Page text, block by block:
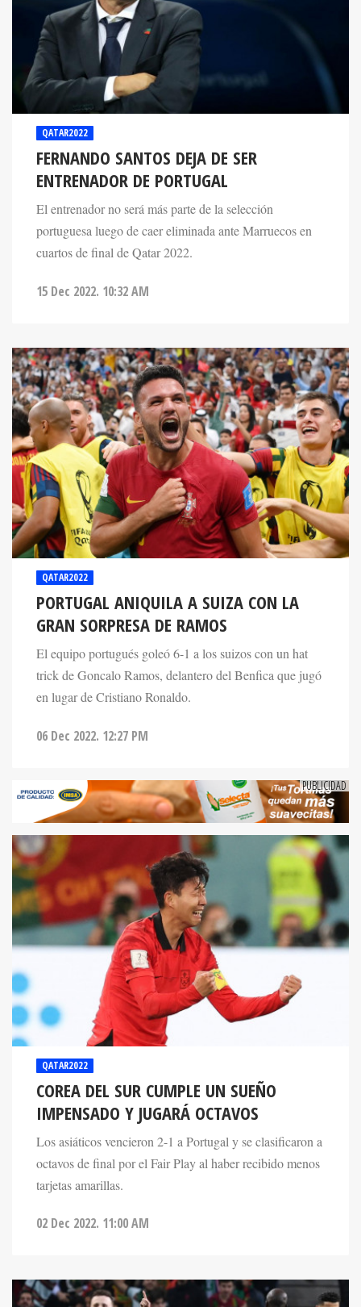
QATAR2022
FERNANDO SANTOS DEJA DE SER
ENTRENADOR DE PORTUGAL
El entrenador no será más parte de la selección
portuguesa luego de caer eliminada ante Marruecos en
cuartos de final de Qatar 2022.
15 Dec 2022. 10:32 AM
QATAR2022
PORTUGAL ANIQUILA A SUIZA CON LA
GRAN SORPRESA DE RAMOS
El equipo portugués goleó 6-1 a los suizos con un hat
trick de Goncalo Ramos, delantero del Benfica que jugó
en lugar de Cristiano Ronaldo.
06 Dec 2022. 12:27 PM
QATAR2022
COREA DEL SUR CUMPLE UN SUEÑO
IMPENSADO Y JUGARÁ OCTAVOS
Los asiáticos vencieron 2-1 a Portugal y se clasificaron a
octavos de final por el Fair Play al haber recibido menos
tarjetas amarillas.